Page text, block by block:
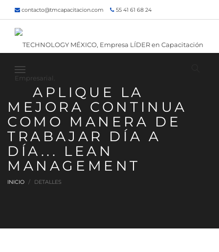
contacto@tmcapacitacion.com 55 41 61 68 24
55 47 60 80 49
Inicio ¿Quiénes somos? Contacto
¡Siguenos!
APLIQUE LA
MEJORA CONTINUA
COMO MANERA DE
TRABAJAR DÍA A
DÍA... LEAN
MANAGEMENT
INICIO DETALLES